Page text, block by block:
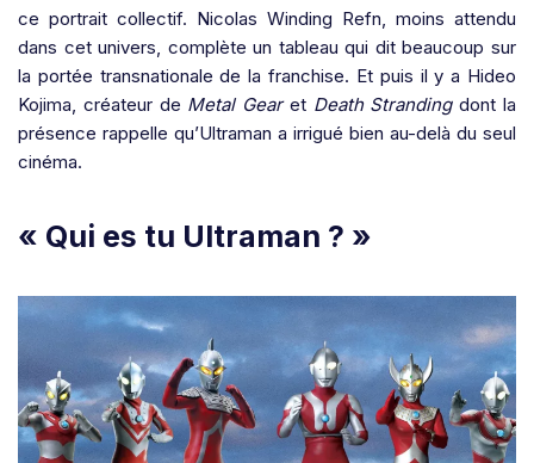
ce portrait collectif. Nicolas Winding Refn, moins attendu
dans cet univers, complète un tableau qui dit beaucoup sur
la portée transnationale de la franchise. Et puis il y a Hideo
Kojima, créateur de Metal Gearet Death Strandingdont la
présence rappelle qu’Ultraman a irrigué bien au-delà du seul
cinéma.
« Qui es tu Ultraman ? »